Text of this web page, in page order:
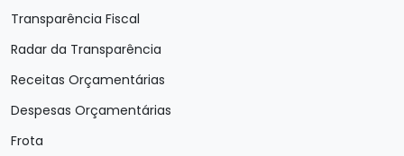
Transparência Fiscal
Radar da Transparência
Receitas Orçamentárias
Despesas Orçamentárias
Frota